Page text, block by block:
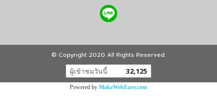
© Copyright 2020 All Rights Reserved.
ผู้เข้าชมวันนี้ 32,125
Powered by MakeWebEasy.com